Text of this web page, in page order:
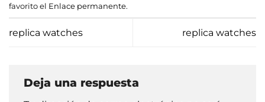
favorito el Enlace permanente.
replica watches replica watches
Deja una respuesta